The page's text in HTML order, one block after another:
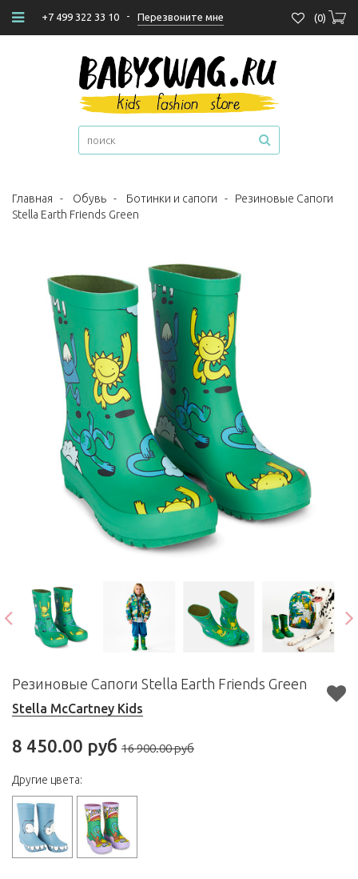
+7 499 322 33 10 - Перезвоните мне (0)
Главная - Обувь - Ботинки и сапоги - Резиновые Сапоги
Stella Earth Friends Green
Резиновые Сапоги Stella Earth Friends Green
Stella McCartney Kids
8 450.00 руб 16 900.00 руб
Другие цвета: